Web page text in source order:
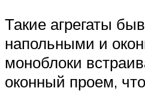
Такие агрегаты
напольными и
моноблоки
оконный проем,